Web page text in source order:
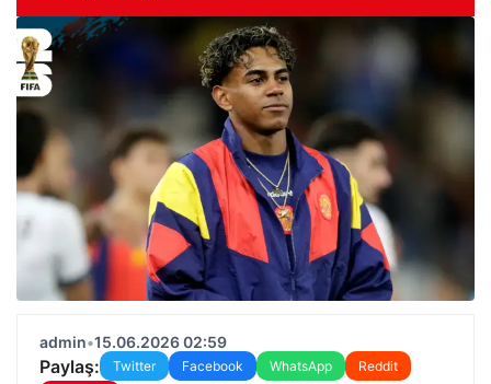
admin•15.06.2026 02:59
Paylaş: Twitter Facebook WhatsApp
Reddit